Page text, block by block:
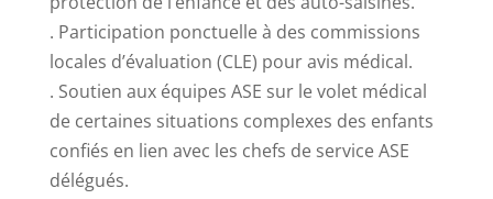
. Participation ponctuelle à des commissions
locales d’évaluation (CLE) pour avis médical.
. Soutien aux équipes ASE sur le volet médical
de certaines situations complexes des enfants
confiés en lien avec les chefs de service ASE
délégués.